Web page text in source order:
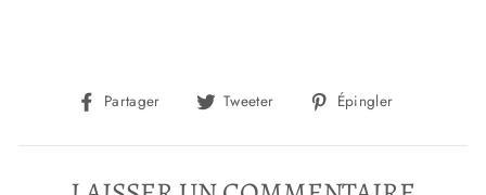
Partager
Partager
Facebook
Tweeter
Tweeter
Twitter
Épingler
Pinterest